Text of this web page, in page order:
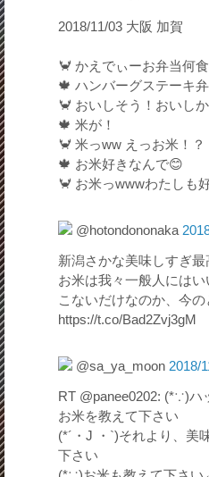
2018/11/03 大阪 加賀
🦀 かえでぃーお弁当何
🍁 ハンバーグステーキ弁
🦀 おいしそう！おいし
🍁 米が！
🦀 米っww えっお米！？
🍁 お米好きなんで😊
🦀 お米っwwwわたしも
@hotondononaka
新潟さかな美味しすぎ
お米は我々一般人には
こないだけなのか、今の
https://t.co/Bad2Zvj3gM
@sa_ya_moon 2018/
RT @panee0202: (*∵)ハ
お米を教えて下さい
(*´・J ・`)それより、美
下さい